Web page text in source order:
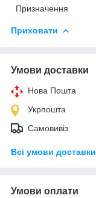
Призначення
Приховати
Умови доставки
Нова Пошта
Укрпошта
Самовивіз
Всі умови доставки
Умови оплати